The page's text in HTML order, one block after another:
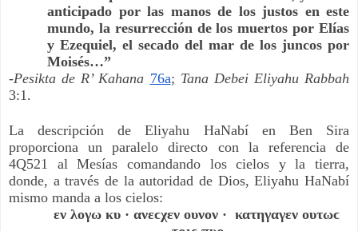
anticipado por las manos de los justos en este
mundo, la resurrección de los muertos por Elías
y Ezequiel, el secado del mar de los juncos por
Moisés…”
-Pesikta de R’ Kahana 76a; Tana Debei Eliyahu Rabbah
3:1.
La descripción de Eliyahu HaNabí en Ben Sira
proporciona un paralelo directo con la referencia de
4Q521 al Mesías comandando los cielos y la tierra,
donde, a través de la autoridad de Dios, Eliyahu HaNabí
mismo manda a los cielos:
εν λογω κυ · ανεϲχεν ουνον ·  κατηγαγεν ουτωϲ